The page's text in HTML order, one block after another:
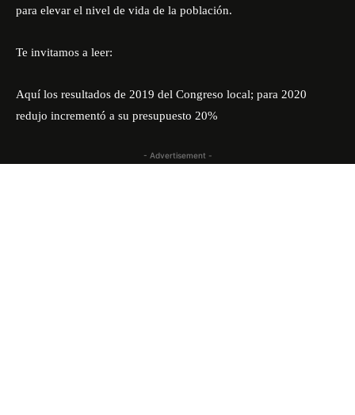
para elevar el nivel de vida de la población.
Te invitamos a leer:
Aquí los resultados de 2019 del Congreso local; para 2020
redujo incrementó a su presupuesto 20%
- Advertisement -